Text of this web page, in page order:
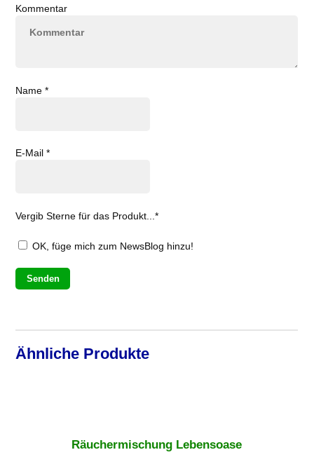
Kommentar
Name*
E-Mail*
Vergib Sterne für das Produkt...*
OK, füge mich zum NewsBlog hinzu!
Ähnliche Produkte
Räuchermischung Lebensoase